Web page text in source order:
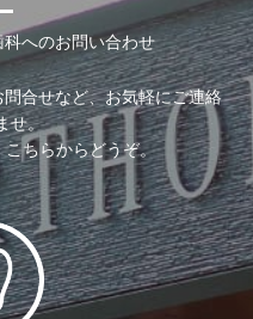
へのお問い合わせ
合せなど、お気軽にご連絡
せ。
ちらからどうぞ。